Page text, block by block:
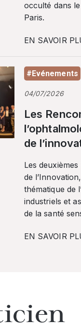
occulté dans
Paris.
EN SAVOIR
#Evénements
04/07/2026
Les
de
Les
de
thématique de
industriels et
de la santé
EN SAVOIR